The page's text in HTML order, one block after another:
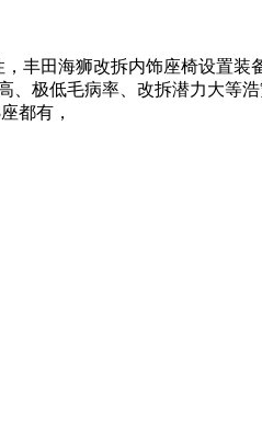
丰田海狮改拆内饰座椅设置装
、极低毛病率、改拆潜力大等
都有，